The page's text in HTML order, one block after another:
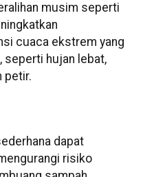
musim seperti
cuaca ekstrem yang
seperti hujan lebat,
petir.
dapat
risiko